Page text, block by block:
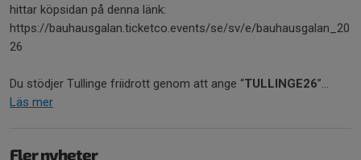
hittar köpsidan på denna länk:
https://bauhausgalan.ticketco.events/se/sv/e/bauhausgalan_20
26
Du stödjer Tullinge friidrott genom att ange “TULLINGE26”...
Läs mer
Fler nyheter